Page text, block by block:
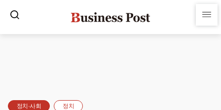
정치·사회 정치